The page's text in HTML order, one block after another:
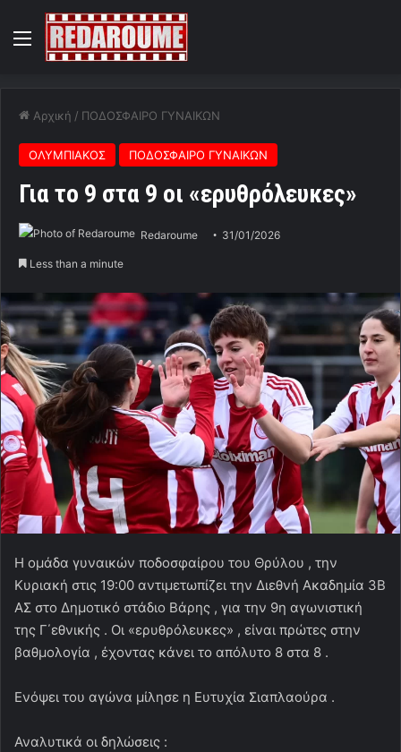
Menu
Αρχική / ΠΟΔΟΣΦΑΙΡΟ ΓΥΝΑΙΚΩΝ
ΟΛΥΜΠΙΑΚΟΣ ΠΟΔΟΣΦΑΙΡΟ ΓΥΝΑΙΚΩΝ
Για το 9 στα 9 οι «ερυθρόλευκες»
Redaroume 31/01/2026
Less than a minute
Η ομάδα γυναικών ποδοσφαίρου του Θρύλου , την
Κυριακή στις 19:00 αντιμετωπίζει την Διεθνή Ακαδημία 3Β
ΑΣ στο Δημοτικό στάδιο Βάρης , για την 9η αγωνιστική
της Γ΄εθνικής . Οι «ερυθρόλευκες» , είναι πρώτες στην
βαθμολογία , έχοντας κάνει το απόλυτο 8 στα 8 .
Ενόψει του αγώνα μίλησε η Ευτυχία Σιαπλαούρα .
Αναλυτικά οι δηλώσεις :